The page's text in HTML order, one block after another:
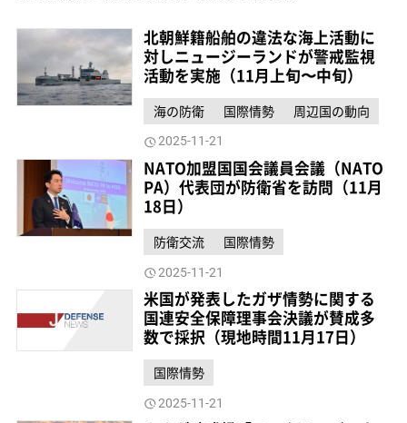
北朝鮮籍船舶の違法な海上活動に
対しニュージーランドが警戒監視
活動を実施（11月上旬〜中旬）
海の防衛 国際情勢 周辺国の動向
2025-11-21
NATO加盟国国会議員会議（NATO
PA）代表団が防衛省を訪問（11月
18日）
防衛交流 国際情勢
2025-11-21
米国が発表したガザ情勢に関する
国連安全保障理事会決議が賛成多
数で採択（現地時間11月17日）
国際情勢
2025-11-21